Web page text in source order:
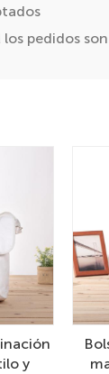
los pedidos
y